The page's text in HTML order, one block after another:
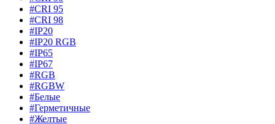
#CRI 95
#CRI 98
#IP20
#IP20 RGB
#IP65
#IP67
#RGB
#RGBW
#Белые
#Герметичные
#Желтые